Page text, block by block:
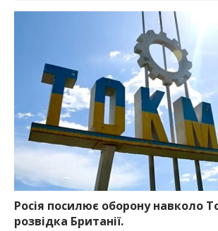
Росія посилює оборону навколо
розвідка Британії.